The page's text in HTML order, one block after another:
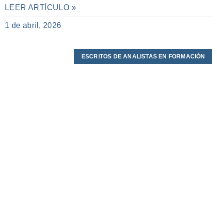
LEER ARTÍCULO »
1 de abril, 2026
ESCRITOS DE ANALISTAS EN FORMACIÓN